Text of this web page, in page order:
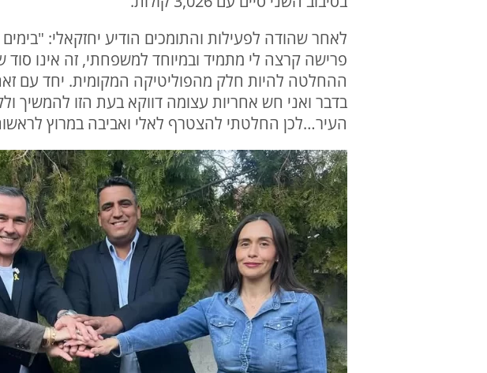
לאחר שהודה לפעילות והתומכים הודיע יחזקאלי:
פרישה קרצה לי מתמיד ובמיוחד למשפחתי, זה אינו
ההחלטה להיות חלק מהפוליטיקה המקומית. יחד עם
בדבר ואני חש אחריות עצומה דווקא בעת הזו להמשיך
העיר…לכן החלטתי להצטרף לאלי ואביבה במרוץ